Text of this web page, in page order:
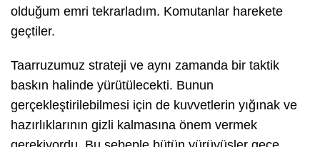
olduğum emri tekrarladım. Komutanlar harekete
geçtiler.
Taarruzumuz strateji ve aynı zamanda bir taktik
baskın halinde yürütülecekti. Bunun
gerçekleştirilebilmesi için de kuvvetlerin yığınak ve
hazırlıklarının gizli kalmasına önem vermek